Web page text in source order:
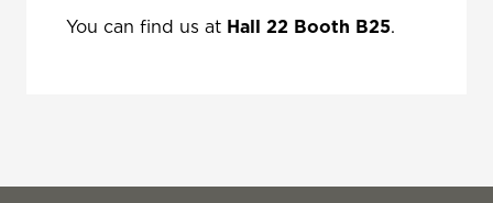
You can find us at Hall 22 Booth B25.